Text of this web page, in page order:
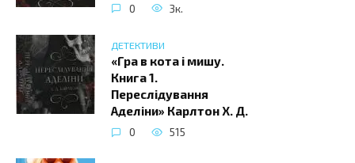
0 3к.
ДЕТЕКТИВИ
«Гра в кота і мишу.
Книга 1.
Переслідування
Аделіни» Карлтон Х. Д.
0 515